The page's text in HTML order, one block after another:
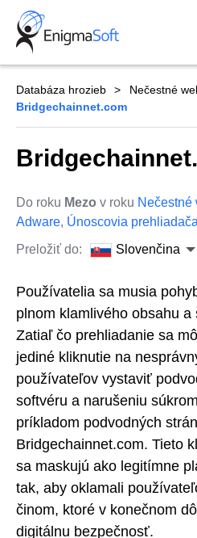
Skip
content
Databáza hrozieb
Nečestné
Bridgechainnet.com
Do roku Mezo v roku Nečestné
Adware, Únoscovia prehliadača
Preložiť do:
Slovenčina
Používatelia sa musia
plnom klamlivého obsahu a
Zatiaľ čo prehliadanie sa
jediné kliknutie na
používateľov vystaviť
softvéru a narušeniu
príkladom podvodných
Bridgechainnet.com. Tieto
sa maskujú ako legitímne
tak, aby oklamali
činom, ktoré v konečnom
digitálnu bezpečnosť.